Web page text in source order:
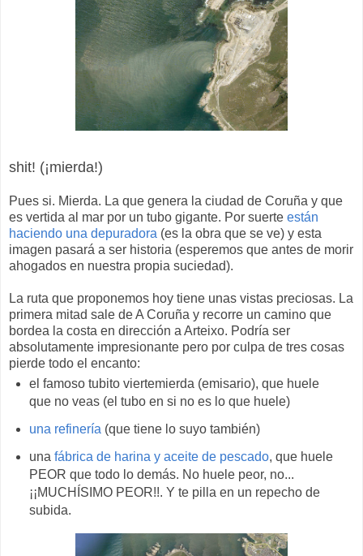
shit! (¡mierda!)
Pues si. Mierda. La que genera la ciudad de Coruña y que
es vertida al mar por un tubo gigante. Por suerte están
haciendo una depuradora (es la obra que se ve) y esta
imagen pasará a ser historia (esperemos que antes de morir
ahogados en nuestra propia suciedad).
La ruta que proponemos hoy tiene unas vistas preciosas. La
primera mitad sale de A Coruña y recorre un camino que
bordea la costa en dirección a Arteixo. Podría ser
absolutamente impresionante pero por culpa de tres cosas
pierde todo el encanto:
el famoso tubito viertemierda (emisario), que huele
que no veas (el tubo en si no es lo que huele)
una refinería (que tiene lo suyo también)
una fábrica de harina y aceite de pescado, que huele
PEOR que todo lo demás. No huele peor, no...
¡¡MUCHÍSIMO PEOR!!. Y te pilla en un repecho de
subida.